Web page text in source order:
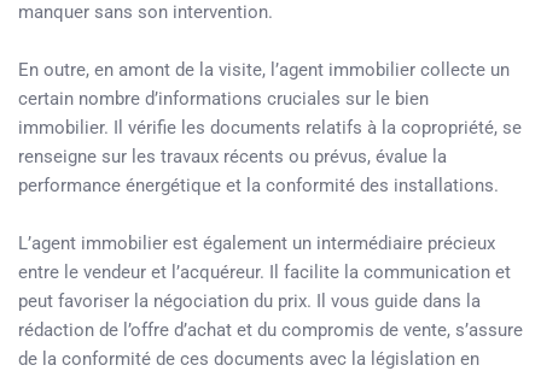
manquer sans son intervention.
En outre, en amont de la visite, l’agent immobilier collecte un
certain nombre d’informations cruciales sur le bien
immobilier. Il vérifie les documents relatifs à la copropriété, se
renseigne sur les travaux récents ou prévus, évalue la
performance énergétique et la conformité des installations.
L’agent immobilier est également un intermédiaire précieux
entre le vendeur et l’acquéreur. Il facilite la communication et
peut favoriser la négociation du prix. Il vous guide dans la
rédaction de l’offre d’achat et du compromis de vente, s’assure
de la conformité de ces documents avec la législation en